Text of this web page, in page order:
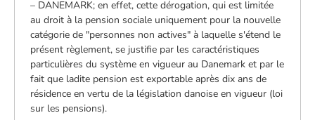
– DANEMARK; en effet, cette dérogation, qui est limitée
au droit à la pension sociale uniquement pour la nouvelle
catégorie de "personnes non actives" à laquelle s'étend le
présent règlement, se justifie par les caractéristiques
particulières du système en vigueur au Danemark et par le
fait que ladite pension est exportable après dix ans de
résidence en vertu de la législation danoise en vigueur (loi
sur les pensions).